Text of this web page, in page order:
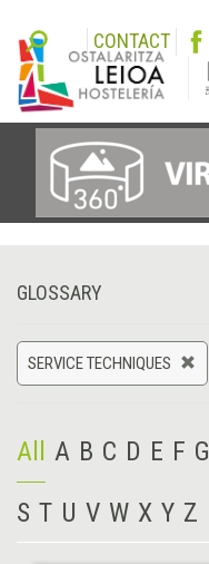
CONTACT
GLOSSARY
SERVICE TECHNIQUES
All A B C D E F G
S T U V W X Y Z